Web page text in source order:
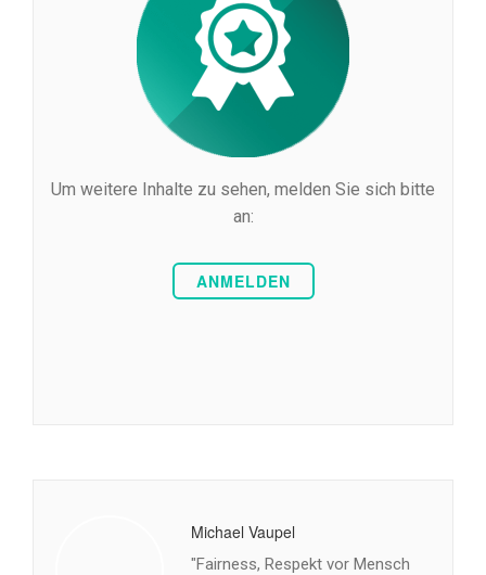
Um weitere Inhalte zu sehen, melden Sie sich bitte
an:
ANMELDEN
Michael Vaupel
"Fairness, Respekt vor Mensch